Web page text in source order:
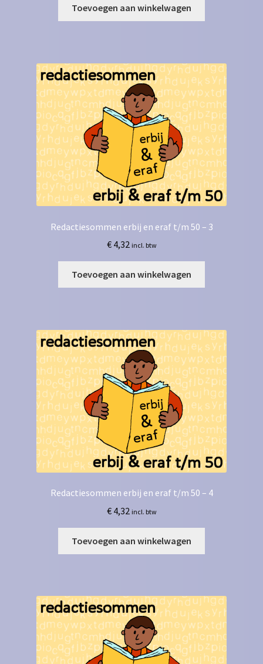
Toevoegen aan winkelwagen
Redactiesommen erbij en eraf t/m 50 – 3
€4,32 incl. btw
Toevoegen aan winkelwagen
Redactiesommen erbij en eraf t/m 50 – 4
€4,32 incl. btw
Toevoegen aan winkelwagen